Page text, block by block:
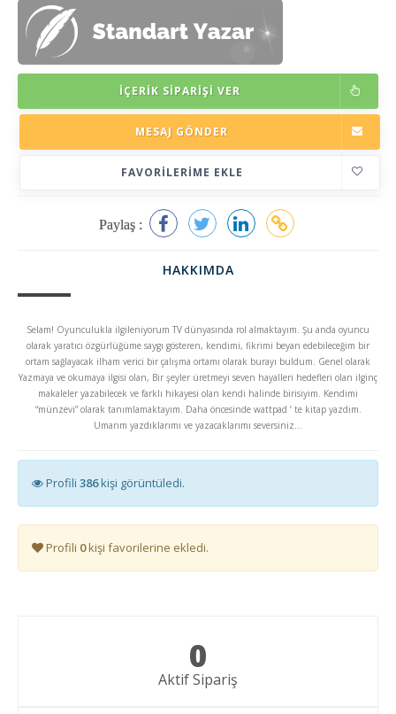
İÇERIK SIPARIŞI VER
MESAJ GÖNDER
FAVORILERIME EKLE
Paylaş :
HAKKIMDA
Selam! Oyunculukla ilgileniyorum TV dünyasında rol almaktayım. Şu anda oyuncu
olarak yaratıcı özgürlüğüme saygı gösteren, kendimi, fikrimi beyan edebileceğim bir
ortam sağlayacak ilham verici bir çalışma ortamı olarak burayı buldum. Genel olarak
Yazmaya ve okumaya ilgisi olan, Bir şeyler üretmeyi seven hayalleri hedefleri olan ilginç
makaleler yazabilecek ve farklı hikayesi olan kendi halinde birisiyim. Kendimi
“münzevi” olarak tanımlamaktayım. Daha öncesinde wattpad ’ te kitap yazdım.
Umarım yazdıklarımı ve yazacaklarımı seversiniz...
Profili 386kişi görüntüledi.
Profili 0kişi favorilerine ekledi.
0
Aktif Sipariş